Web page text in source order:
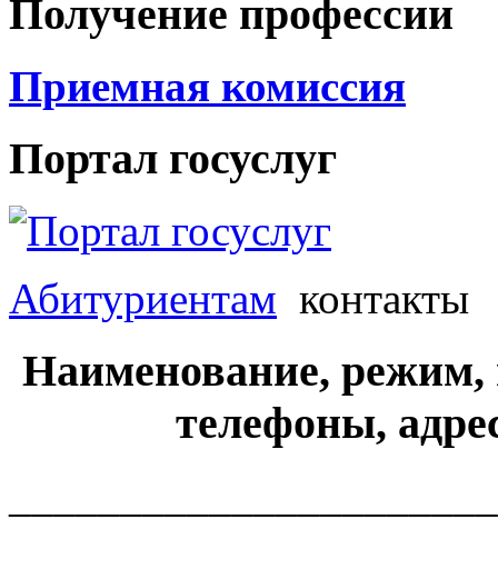
Получение профессии
Приемная комиссия
Портал госуслуг
Абитуриентам контакты
Наименование, режим,
телефоны,